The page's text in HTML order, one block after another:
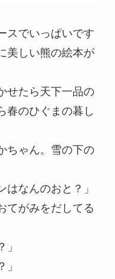
スでいっぱいです
美しい熊の絵本が
せたら天下一品の
春のひぐまの暮し
ちゃん。雪の下の
なんのおと？」
がみをだしてる